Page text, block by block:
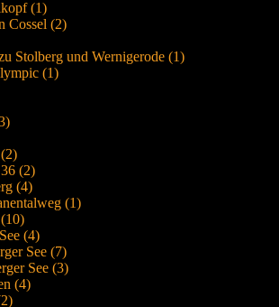
(1)
Cossel (2)
Stolberg und Wernigerode (1)
(1)
(2)
(4)
(1)
(4)
See (7)
See (3)
(4)